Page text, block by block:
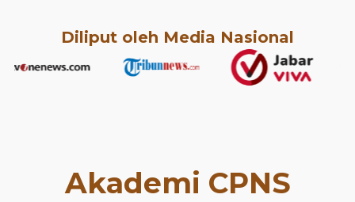
Diliput oleh Media Nasional
Akademi CPNS